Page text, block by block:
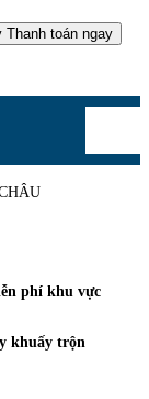
Thanh toán ngay
phí khu vực
khuấy trộn